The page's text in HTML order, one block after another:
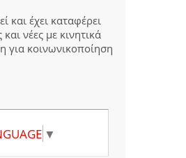
και έχει καταφέρει
νέες με κινητικά
κοινωνικοποίηση
▼